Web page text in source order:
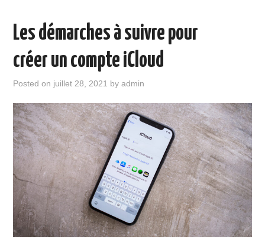
HIGH TECH & INTERNET
Les démarches à suivre pour
créer un compte iCloud
Posted on juillet 28, 2021 byadmin